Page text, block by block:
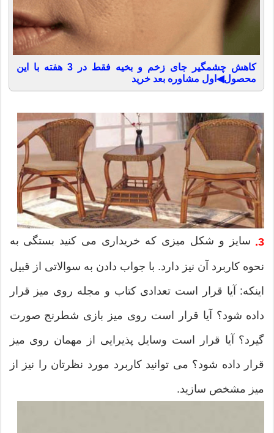
کاهش چشمگیر جای زخم و بخیه فقط در 3 هفته با این
محصول◀اول مشاوره بعد خرید
3. سایز و شکل میزی که خریداری می کنید بستگی به
نحوه کاربرد آن نیز دارد. با جواب دادن به سوالاتی از قبیل
اینکه: آیا قرار است تعدادی کتاب و مجله روی میز قرار
داده شود؟ آیا قرار است روی میز بازی شطرنج صورت
گیرد؟ آیا قرار است وسایل پذیرایی از مهمان روی میز
قرار داده شود؟ می توانید کاربرد مورد نظرتان را نیز از
میز مشخص سازید.